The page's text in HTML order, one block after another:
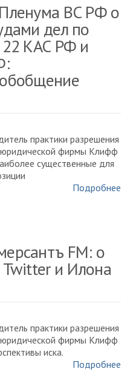
ВС РФ о
дел по
22 КАС РФ и
практики разрешения
фирмы Клифф
существенные для
Подробнее
FM: о
и Илона
практики разрешения
фирмы Клифф
иска.
Подробнее